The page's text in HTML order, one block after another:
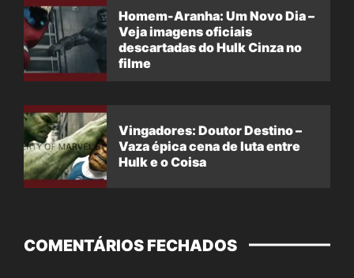
Homem-Aranha: Um Novo Dia –
Veja imagens oficiais
descartadas do Hulk Cinza no
filme
Vingadores: Doutor Destino –
Vaza épica cena de luta entre
Hulk e o Coisa
COMENTÁRIOS FECHADOS